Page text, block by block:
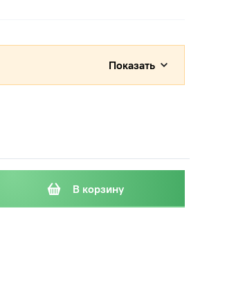
В корзину
Показать